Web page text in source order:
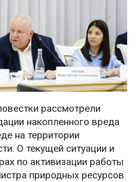
рассмотрели
накопленного вреда
на территории
О текущей ситуации и
по активизации работы
природных ресурсов